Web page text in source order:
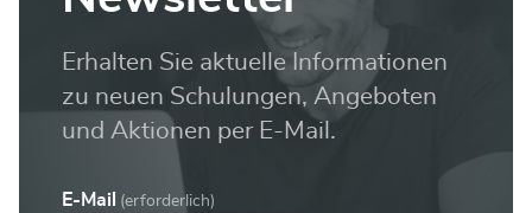
Erhalten Sie aktuelle Informationen
zu neuen Schulungen, Angeboten
und Aktionen per E-Mail.
E-Mail (erforderlich)